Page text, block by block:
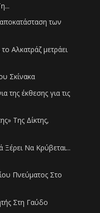
των
Αλκατράζ μετράει
Σκίνακα
της έκθεσης για τις
Της Δίκτης,
Να Κρύβεται...
Πνεύματος Στο
Στη Γαύδο